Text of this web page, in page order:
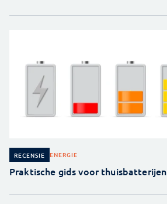
RECENSIE ENERGIE
Praktische gids voor thuisbatterijen